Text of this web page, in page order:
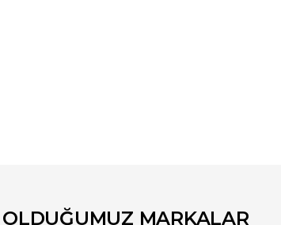
Yorum Yaz
MARKALAR